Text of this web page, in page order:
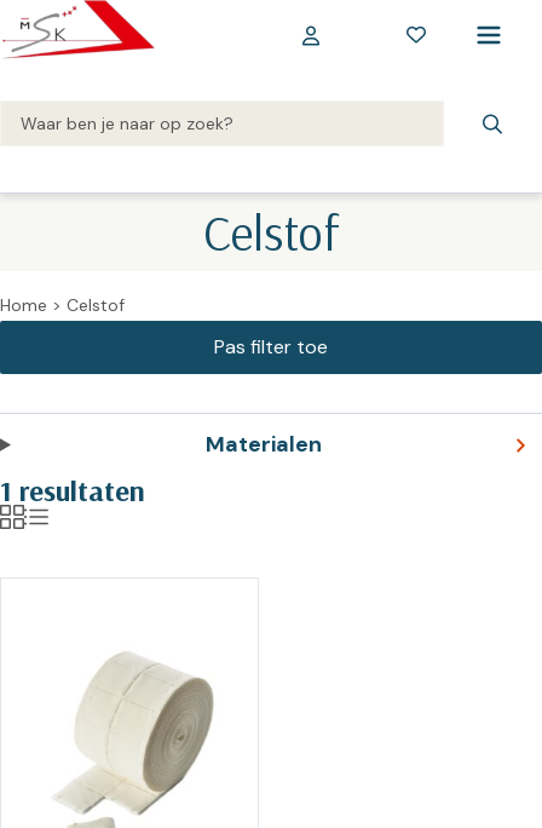
Celstof
Home > Celstof
Materialen
1 resultaten